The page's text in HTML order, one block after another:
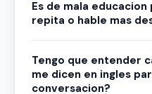
Es de mala
repita o hable mas
Tengo que entender
me dicen en ingles
conversacion?